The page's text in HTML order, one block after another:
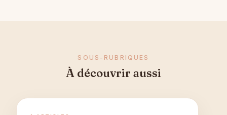
SOUS-RUBRIQUES
À découvrir aussi